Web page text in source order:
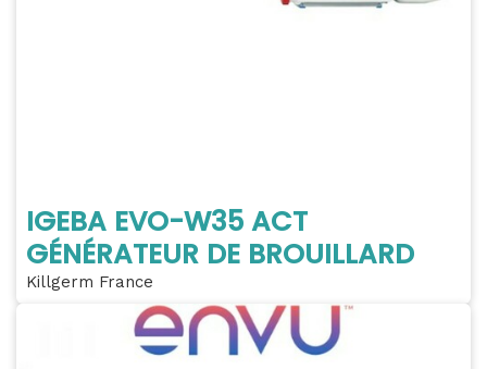
IGEBA EVO-W35 ACT
GÉNÉRATEUR DE BROUILLARD
Killgerm France